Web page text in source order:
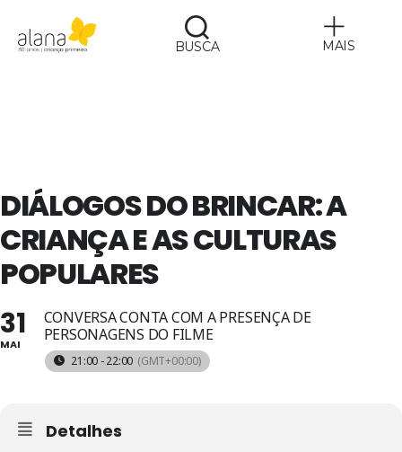
BUSCA MAIS
DIÁLOGOS DO BRINCAR: A
CRIANÇA E AS CULTURAS
POPULARES
31
MAI
CONVERSA CONTA COM A PRESENÇA DE
PERSONAGENS DO FILME
21:00 - 22:00 (GMT+00:00)
Detalhes